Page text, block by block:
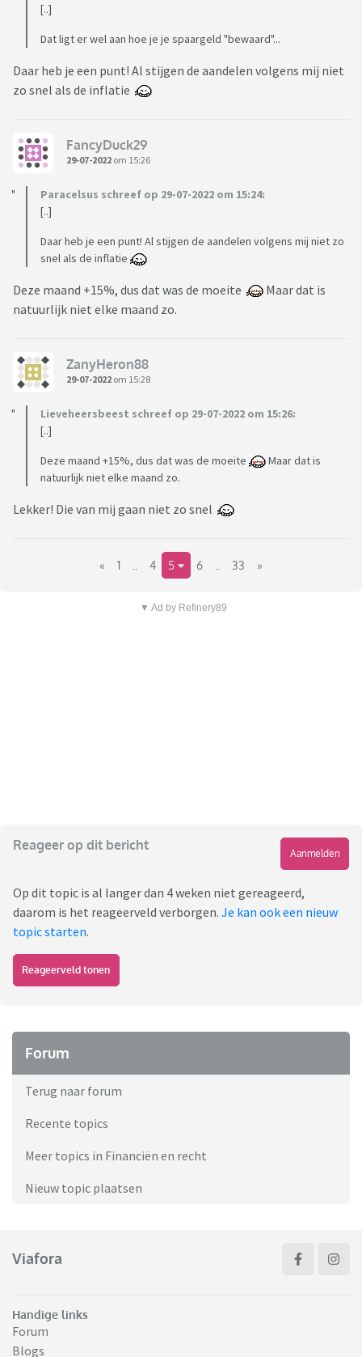
[..]
Dat ligt er wel aan hoe je je spaargeld "bewaard"...
Daar heb je een punt! Al stijgen de aandelen volgens mij niet
zo snel als de inflatie
FancyDuck29
29-07-2022 om 15:26
Paracelsus schreef op 29-07-2022 om 15:24:
[..]
Daar heb je een punt! Al stijgen de aandelen volgens mij niet zo
snel als de inflatie
Deze maand +15%, dus dat was de moeite
Maar dat is
natuurlijk niet elke maand zo.
ZanyHeron88
29-07-2022 om 15:28
Lieveheersbeest schreef op 29-07-2022 om 15:26:
[..]
Deze maand +15%, dus dat was de moeite
Maar dat is
natuurlijk niet elke maand zo.
Lekker! Die van mij gaan niet zo snel
« 1 4 5 6 33 »
▼ Ad by Refinery89
Reageer op dit bericht
Aanmelden
Op dit topic is al langer dan 4 weken niet gereageerd,
daarom is het reageerveld verborgen. Je kan ook een nieuw
topic starten.
Reageerveld tonen
Forum
Terug naar forum
Recente topics
Meer topics in Financiën en recht
Nieuw topic plaatsen
Viafora
Handige links
Forum
Blogs